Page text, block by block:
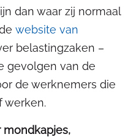
dan waar zij normaal
website van
belastingzaken –
gevolgen van de
de werknemers die
werken.
mondkapjes,